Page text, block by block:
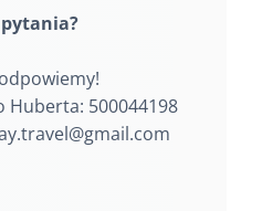
Huberta: 500044198